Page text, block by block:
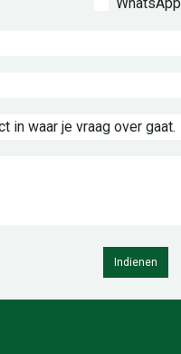
Indienen